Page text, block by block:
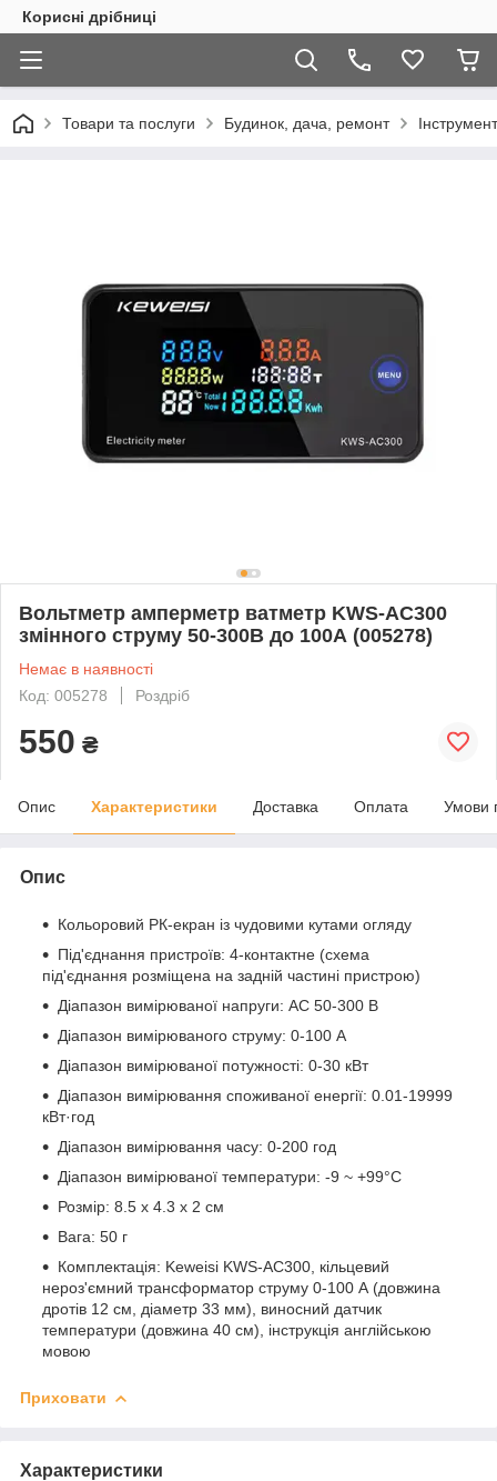
Корисні дрібниці
Товари та послуги Будинок, дача, ремонт
Вольтметр амперметр ватметр KWS-AC300
змінного струму 50-300В до 100А (005278)
Немає в наявності
Код: 005278
Роздріб
550 ₴
Опис Характеристики Доставка Оплата Умови
Опис
Кольоровий РК-екран із чудовими кутами огляду
Під'єднання пристроїв: 4-контактне (схема
під'єднання розміщена на задній частині пристрою)
Діапазон вимірюваної напруги: AC 50-300 В
Діапазон вимірюваного струму: 0-100 А
Діапазон вимірюваної потужності: 0-30 кВт
Діапазон вимірювання споживаної енергії: 0.01-19999
кВт·год
Діапазон вимірювання часу: 0-200 год
Діапазон вимірюваної температури: -9 ~ +99°C
Розмір: 8.5 х 4.3 х 2 см
Вага: 50 г
Комплектація: Keweisi KWS-AC300, кільцевий
нероз'ємний трансформатор струму 0-100 А (довжина
дротів 12 см, діаметр 33 мм), виносний датчик
температури (довжина 40 см), інструкція англійською
мовою
Приховати
Характеристики